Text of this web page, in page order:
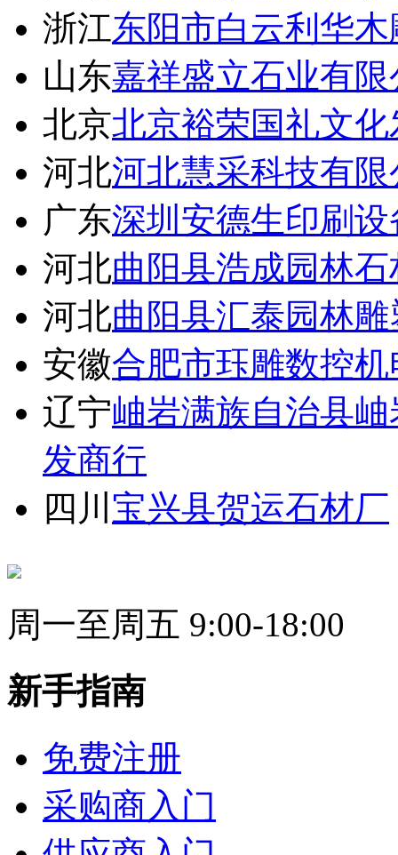
浙江东阳市白云利华
山东嘉祥盛立石业有限
北京北京裕荣国礼文
河北河北慧采科技有限
广东深圳安德生印刷
河北曲阳县浩成园林
河北曲阳县汇泰园林
安徽合肥市珏雕数控
辽宁岫岩满族自治县
发商行
四川 宝兴县贺运石材厂
周一至周五 9:00-18:00
新手指南
免费注册
采购商入门